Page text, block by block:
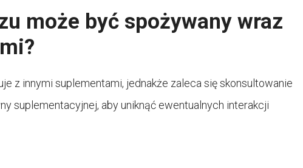
może być spożywany wraz
z innymi suplementami, jednakże zaleca się skonsultowanie
suplementacyjnej, aby uniknąć ewentualnych interakcji